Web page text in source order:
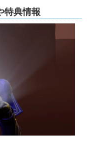
特典情報